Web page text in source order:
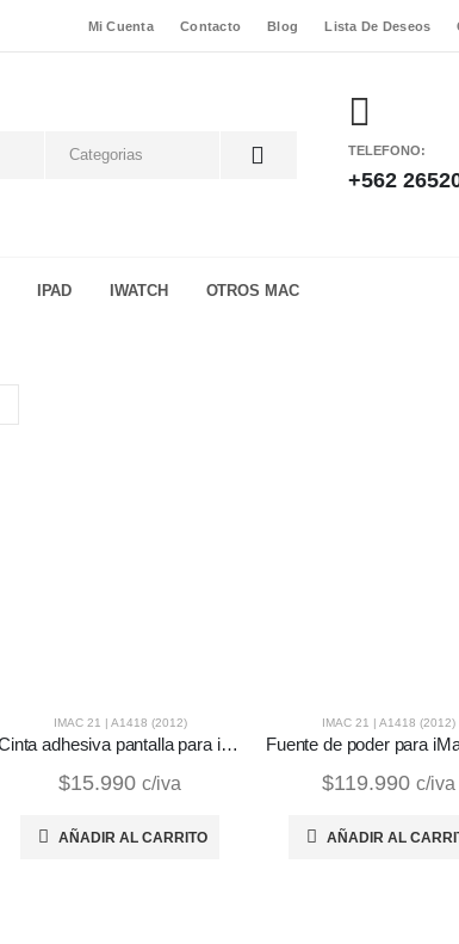
Mi Cuenta Contacto Blog Lista De Deseos
TELEFONO:
+562
IPAD IWATCH OTROS MAC
IMAC 21 | A1418 (2012)
Cinta adhesiva pantalla para iMac | A1418 (2012)
$15.990 c/iva
AÑADIR AL CARRITO
IMAC 21 | A1418 (2012)
$119.990 c/iva
AÑADIR AL